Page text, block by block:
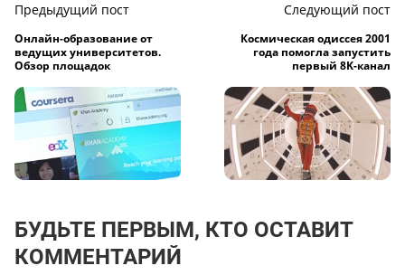
Предыдущий пост
Онлайн-образование от
ведущих университетов.
Обзор площадок
Следующий пост
Космическая одиссея 2001
года помогла запустить
первый 8K-канал
БУДЬТЕ ПЕРВЫМ, КТО ОСТАВИТ
КОММЕНТАРИЙ